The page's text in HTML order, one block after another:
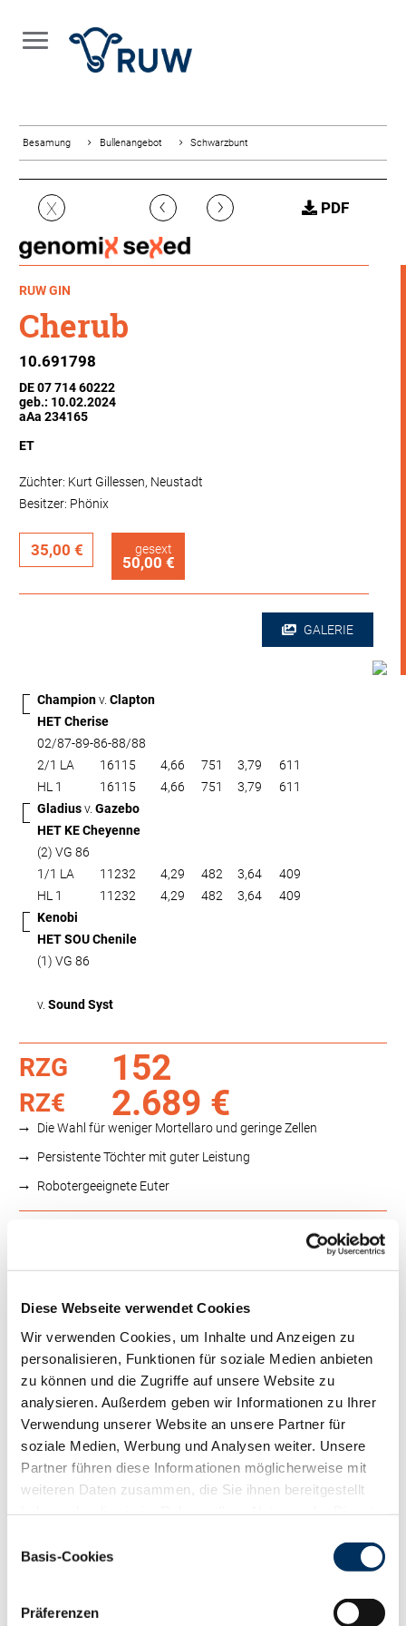
Diese Webseite verwendet Cookies
Wir verwenden Cookies, um Inhalte und Anzeigen zu
personalisieren, Funktionen für soziale Medien anbieten
zu können und die Zugriffe auf unsere Website zu
analysieren. Außerdem geben wir Informationen zu Ihrer
Verwendung unserer Website an unsere Partner für
soziale Medien, Werbung und Analysen weiter. Unsere
Partner führen diese Informationen möglicherweise mit
weiteren Daten zusammen, die Sie ihnen bereitgestellt
Cookies, wenn Sie unsere Webseite weiterhin nutzen.
Basis-Cookies
Präferenzen
Besamung Bullenangebot Schwarzbunt
X ‹ › PDF
RUW GIN
Cherub
10.691798
DE 07 714 60222
geb.: 10.02.2024
aAa 234165
ET
Züchter: Kurt Gillessen, Neustadt
Besitzer: Phönix
35,00 € gesext
50,00 €
GALERIE
Championv. Clapton
HET Cherise
02/87-89-86-88/88
2/1 LA
16115 4,66 751 3,79
611
HL 1
16115 4,66 751 3,79
611
Gladiusv. Gazebo
HET KE Cheyenne
(2) VG 86
1/1 LA
11232 4,29 482 3,64
409
HL 1
11232 4,29 482 3,64
409
Kenobi
HET SOU Chenile
(1) VG 86
v. Sound Syst
RZG 152
RZ€ 2.689 €
Die Wahl für weniger Mortellaro und geringe Zellen
Persistente Töchter mit guter Leistung
Robotergeeignete Euter
RZS
RZR
RZKd
RZKm
RZÖko
148
Gesundheit
RZGesund
126
RZEuterfit
RZKlaue
120
110
RZRepro
108
RZKälberfit 102